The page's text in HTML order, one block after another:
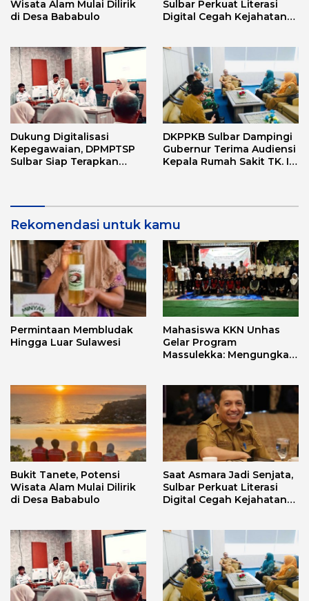
Wisata Alam Mulai Dilirik
di Desa Bababulo
Sulbar Perkuat Literasi
Digital Cegah Kejahatan
Dukung Digitalisasi
Kepegawaian, DPMPTSP
Sulbar Siap Terapkan
DKPPKB Sulbar Dampingi
Gubernur Terima Audiensi
Kepala Rumah Sakit TK. III
Rekomendasi untuk kamu
Permintaan Membludak
Hingga Luar Sulawesi
Mahasiswa KKN Unhas
Gelar Program
Massulekka: Mengungkap
Bukit Tanete, Potensi
Wisata Alam Mulai Dilirik
di Desa Bababulo
Saat Asmara Jadi Senjata,
Sulbar Perkuat Literasi
Digital Cegah Kejahatan